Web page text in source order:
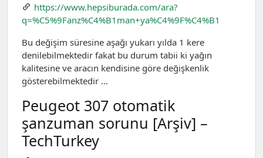
https://www.hepsiburada.com/ara?
q=%C5%9Fanz%C4%B1man+ya%C4%9F%C4%B1
Bu değişim süresine aşağı yukarı yılda 1 kere
denilebilmektedir fakat bu durum tabii ki yağın
kalitesine ve aracın kendisine göre değişkenlik
gösterebilmektedir …
Peugeot 307 otomatik
şanzuman sorunu [Arşiv] –
TechTurkey